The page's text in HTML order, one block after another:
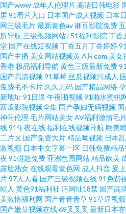
国产www 成年人伦理片高清日韩电影
屏91看片入口 日本国产成人视频 日本
网三级毛片最新黄色av 麻豆影院免费
所导航 三级视频网站J 51福利影院 丁香
堂 国产在线短视频丁香五月丁香婷婷
国产主播 美女网站视频黄A片com 美女
香港极品福利导航 黄色三级最新免费
国产高清视频91草莓丝瓜视频污成人
免费毛不卡片 久久无码 国产精品网络
新地址 91日逼 午夜啪视频91啪水蜜桃
西瓜影院视频全集 国产孕妇无码视频
神马伦理 毛片网站美女AV福利激情毛
线91午夜在线福利在线视频导航 欧美
二片区 国产免费大片精品呦视频 日本
激视频 日本中文字幕一区 日韩免费精
夜 91碰超免费 亚洲色图网站精品欧美
露脸熟女在线观看黄色网 成人抖音 爰
片97人人看 国产三级视频在线91免费
站人 黄色91福利社 污网址18禁 国产高
美激情福利网 国产青青青草91草逼视频
国产嫩草视频在线69叉叉叉 最新日本